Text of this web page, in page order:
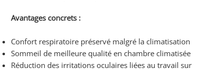
Avantages concrets :
Confort respiratoire préservé malgré la climatisation
Sommeil de meilleure qualité en chambre climatisée
Réduction des irritations oculaires liées au travail sur